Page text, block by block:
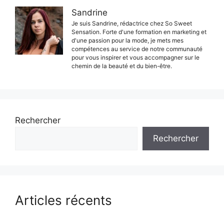
Sandrine
Je suis Sandrine, rédactrice chez So Sweet
Sensation. Forte d'une formation en marketing et
d'une passion pour la mode, je mets mes
compétences au service de notre communauté
pour vous inspirer et vous accompagner sur le
chemin de la beauté et du bien-être.
Rechercher
Rechercher
Articles récents